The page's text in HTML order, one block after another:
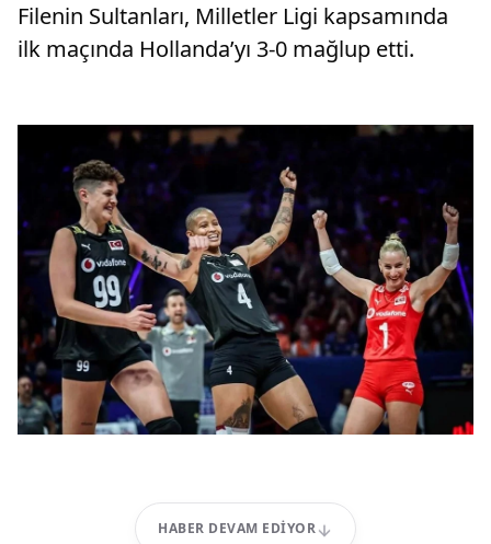
Filenin Sultanları, Milletler Ligi kapsamında
ilk maçında Hollanda’yı 3-0 mağlup etti.
HABER DEVAM EDIYOR